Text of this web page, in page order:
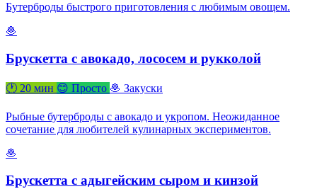
Бутерброды быстрого приготовления с любимым овощем.
🧆
Брускетта с авокадо, лососем и рукколой
🕐 20 мин 😊 Просто 🧆 Закуски
Рыбные бутерброды с авокадо и укропом. Неожиданное
сочетание для любителей кулинарных экспериментов.
🧆
Брускетта с адыгейским сыром и кинзой